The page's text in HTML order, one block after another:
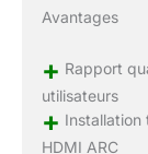
Avantages
+ Rapport
utilisateurs
+ Installation
HDMI ARC